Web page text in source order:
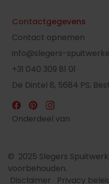
Contactgegevens
Contact opnemen
info@slegers-
+31 040 309 81 01
De Dintel 8, 5684 PS,
Onderdeel van
© 2025 Slegers
voorbehouden.
Disclaimer
Privacy